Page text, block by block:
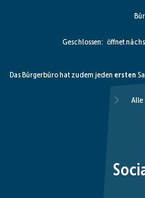
Klicken, um weitere
Geschlossen: öffnet
Das Bürgerbüro hat zudem jeden ersten
Alle